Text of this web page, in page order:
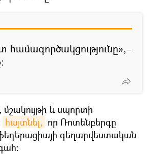
մշակույթի և սպորտի
հայտնել, որ Ռոտենբերգը
գեղարվեստական